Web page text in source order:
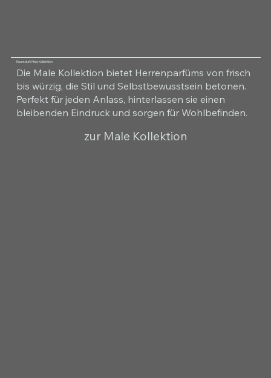
Raumduft Male Kollektion
Die Male Kollektion bietet Herrenparfüms von frisch
bis würzig, die Stil und Selbstbewusstsein betonen.
Perfekt für jeden Anlass, hinterlassen sie einen
bleibenden Eindruck und sorgen für Wohlbefinden.
zur Male Kollektion